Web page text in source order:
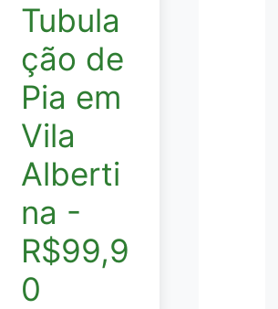
Tubula
ção de
Pia em
Vila
Alberti
na -
R$99,9
0